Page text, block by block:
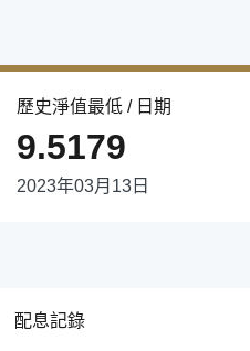
歷史淨值最低 / 日期
9.5179
2023年03月13日
配息記錄